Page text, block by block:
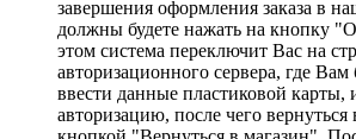
завершения оформления заказа в
должны будете нажать на кнопку
этом система переключит Вас на
авторизационного сервера, где
ввести данные пластиковой карты,
авторизацию, после чего